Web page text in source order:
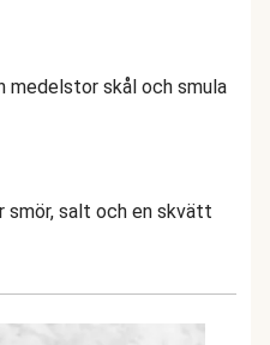
medelstor skål och smula
smör, salt och en skvätt